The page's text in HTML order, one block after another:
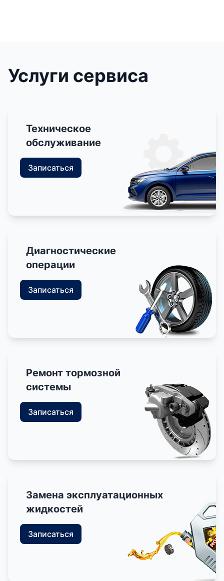
Услуги сервиса
Техническое
обслуживание
Записаться
Диагностические
операции
Записаться
Ремонт тормозной
системы
Записаться
Замена эксплуатационных
жидкостей
Записаться